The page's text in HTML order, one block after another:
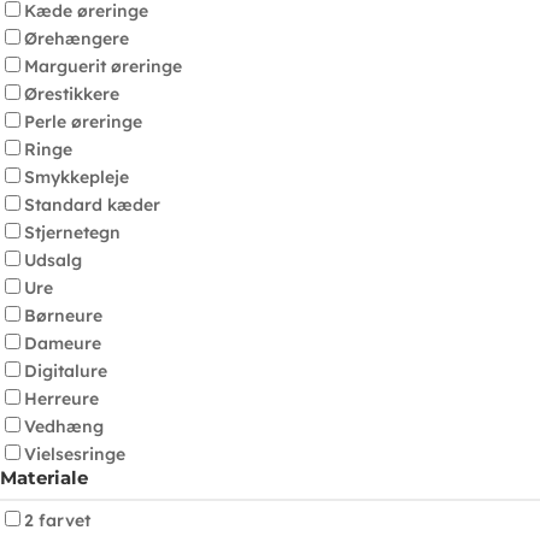
Kæde øreringe
Ørehængere
Marguerit øreringe
Ørestikkere
Perle øreringe
Ringe
Smykkepleje
Standard kæder
Stjernetegn
Udsalg
Ure
Børneure
Dameure
Digitalure
Herreure
Vedhæng
Vielsesringe
Materiale
2 farvet